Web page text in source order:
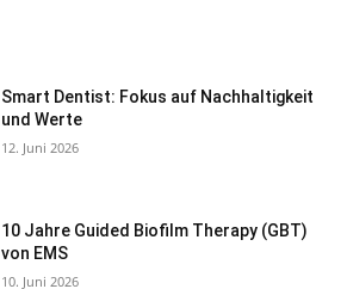
Smart Dentist: Fokus auf Nachhaltigkeit
und Werte
12. Juni 2026
10 Jahre Guided Biofilm Therapy (GBT)
von EMS
10. Juni 2026